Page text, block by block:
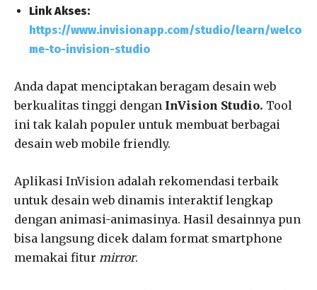
Link Akses:
https://www.invisionapp.com/studio/learn/welco
me-to-invision-studio
Anda dapat menciptakan beragam desain web
berkualitas tinggi dengan InVision Studio. Tool
ini tak kalah populer untuk membuat berbagai
desain web mobile friendly.
Aplikasi InVision adalah rekomendasi terbaik
untuk desain web dinamis interaktif lengkap
dengan animasi-animasinya. Hasil desainnya pun
bisa langsung dicek dalam format smartphone
memakai fitur mirror.